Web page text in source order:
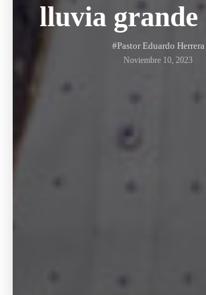
lluvia grande
#Pastor Eduardo Herrera
Noviembre 10, 2023